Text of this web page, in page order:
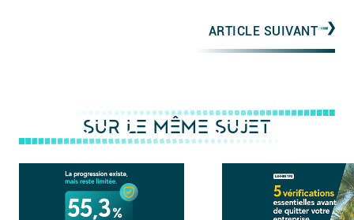
ARTICLE SUIVANT
SUR LE MÊME SUJET